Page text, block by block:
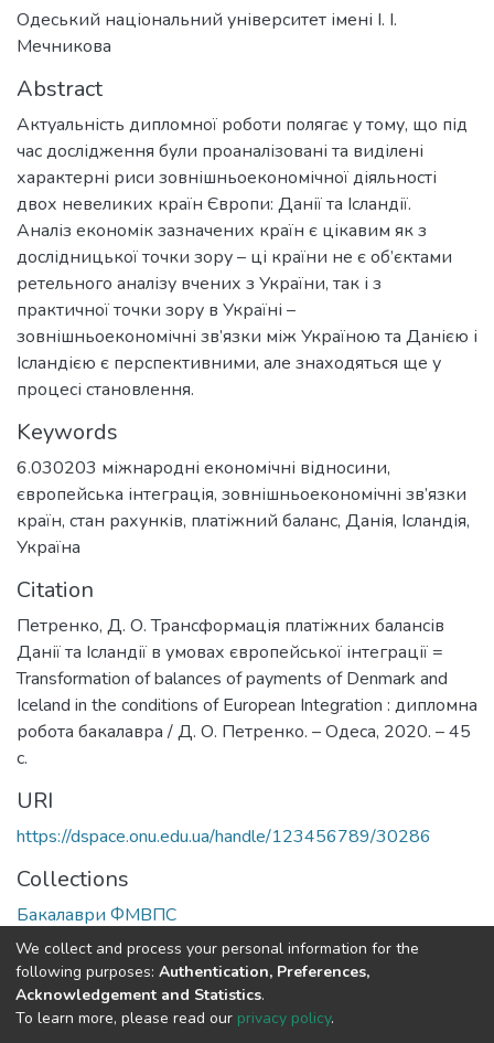
Одеський національний університет імені І. І.
Мечникова
Abstract
Актуальність дипломної роботи полягає у тому, що під
час дослідження були проаналізовані та виділені
характерні риси зовнішньоекономічної діяльності
двох невеликих країн Європи: Данії та Ісландії.
Аналіз економік зазначених країн є цікавим як з
дослідницької точки зору – ці країни не є об’єктами
ретельного аналізу вчених з України, так і з
практичної точки зору в Україні –
зовнішньоекономічні зв’язки між Україною та Данією і
Ісландією є перспективними, але знаходяться ще у
процесі становлення.
Keywords
6.030203 міжнародні економічні відносини,
європейська інтеграція, зовнішньоекономічні зв’язки
країн, стан рахунків, платіжний баланс, Данія, Ісландія,
Україна
Citation
Петренко, Д. О. Трансформація платіжних балансів
Данії та Ісландії в умовах європейської інтеграції =
Transformation of balances of payments of Denmark and
Iceland in the conditions of European Integration : дипломна
робота бакалавра / Д. О. Петренко. – Одеса, 2020. – 45
с.
URI
https://dspace.onu.edu.ua/handle/123456789/30286
Collections
Бакалаври ФМВПС
Full item page
DSpace software copyright © 2009-2026
We collect and process your personal information for the
following purposes: Authentication, Preferences,
Acknowledgement and Statistics.
To learn more, please read our privacy policy.